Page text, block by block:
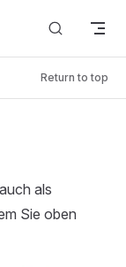
Return to top
als
Sie oben